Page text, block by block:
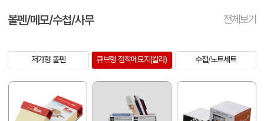
볼펜/메모/수첩/사무 전체보기
저가형 볼펜 큐브형 점착메모지(칼라) 수첩/노트세트